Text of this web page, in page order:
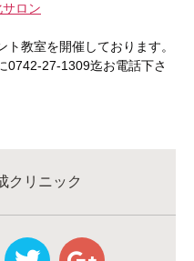
ロン
教室を開催しております。
0742-27-1309迄お電話下さ
クリニック